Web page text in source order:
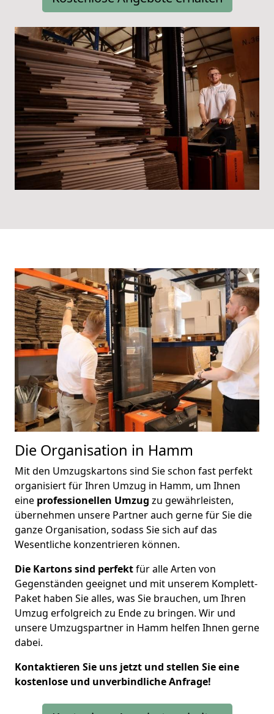
Die Organisation in Hamm
Mit den Umzugskartons sind Sie schon fast perfekt
organisiert für Ihren Umzug in Hamm, um Ihnen
eine professionellen Umzug zu gewährleisten,
übernehmen unsere Partner auch gerne für Sie die
ganze Organisation, sodass Sie sich auf das
Wesentliche konzentrieren können.
Die Kartons sind perfektfür alle Arten von
Gegenständen geeignet und mit unserem Komplett-
Paket haben Sie alles, was Sie brauchen, um Ihren
Umzug erfolgreich zu Ende zu bringen. Wir und
unsere Umzugspartner in Hamm helfen Ihnen gerne
dabei.
Kontaktieren Sie uns jetzt und stellen Sie eine
kostenlose und unverbindliche Anfrage!